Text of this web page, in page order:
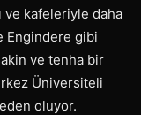
ve kafeleriyle daha
Engindere gibi
ve tenha bir
Üniversiteli
oluyor.